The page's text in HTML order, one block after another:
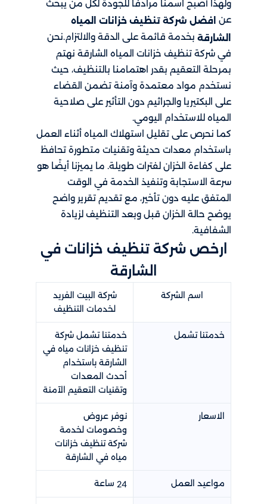
ولهذا أصبح اسمنا مرادفًا للجودة لكل من يبحث
عن افضل شركة تنظيف خزانات المياه
الشارقة بخدمة قائمة على الدقة والالتزام.نحن
في شركة تنظيف خزانات المياه الشارقة نهتم
بمرحلة التعقيم بقدر اهتمامنا بالتنظيف، حيث
نستخدم مواد معتمدة وآمنة تضمن القضاء
على البكتيريا والجراثيم دون التأثير على صلاحية
المياه للاستخدام اليومي.
كما نحرص على تقليل استهلاك المياه أثناء العمل
باستخدام معدات حديثة وتقنيات متطورة تحافظ
على كفاءة الخزان لفترات طويلة. ما يميزنا أيضًا هو
سرعة الاستجابة وتنفيذ الخدمة في الوقت
المتفق عليه دون تأخير، مع تقديم تقرير واضح
يوضح حالة الخزان قبل وبعد التنظيف لزيادة
الشفافية.
ارخص شركة تنظيف خزانات في
الشارقة
اسم الشركة
شركة البيت الفريد
لخدمات التنظيف
خدمتنا تشمل
خدمتنا تشمل شركة
تنظيف خزانات مياه في
الشارقة باستخدام
أحدث المعدات
وتقنيات التعقيم الآمنة
الاسعار
نوفر عروض
وخصومات لخدمة
شركة تنظيف خزانات
مياه في الشارقة
مواعيد العمل 24 ساعة